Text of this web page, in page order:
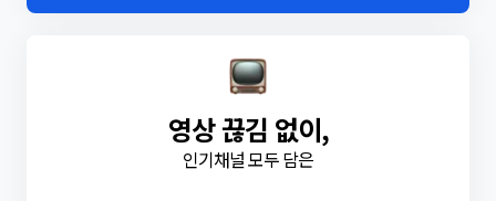
영상 끊김 없이,
인기채널 모두 담은